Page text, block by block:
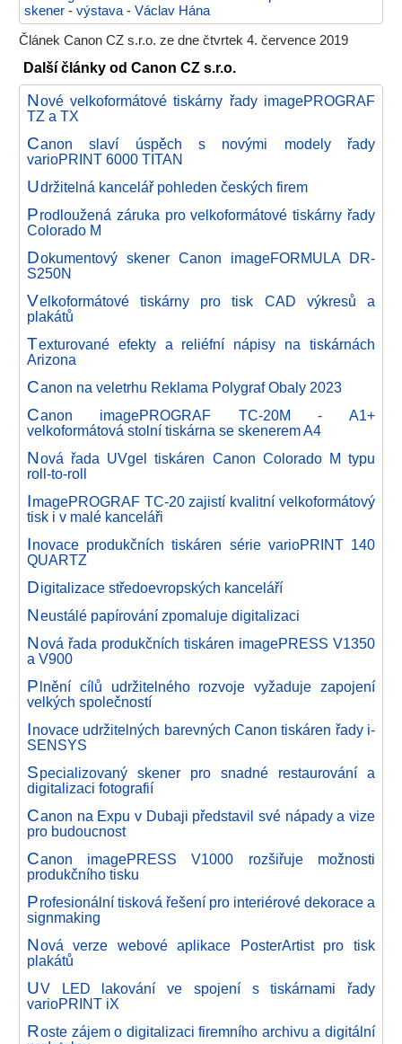
skener - výstava - Václav Hána
Článek Canon CZ s.r.o. ze dne čtvrtek 4. července 2019
Další články od Canon CZ s.r.o.
Nové velkoformátové tiskárny řady imagePROGRAF
TZ a TX
Canon slaví úspěch s novými modely řady
varioPRINT 6000 TITAN
Udržitelná kancelář pohleden českých firem
Prodloužená záruka pro velkoformátové tiskárny řady
Colorado M
Dokumentový skener Canon imageFORMULA DR-
S250N
Velkoformátové tiskárny pro tisk CAD výkresů a
plakátů
Texturované efekty a reliéfní nápisy na tiskárnách
Arizona
Canon na veletrhu Reklama Polygraf Obaly 2023
Canon imagePROGRAF TC-20M - A1+
velkoformátová stolní tiskárna se skenerem A4
Nová řada UVgel tiskáren Canon Colorado M typu
roll-to-roll
ImagePROGRAF TC-20 zajistí kvalitní velkoformátový
tisk i v malé kanceláři
Inovace produkčních tiskáren série varioPRINT 140
QUARTZ
Digitalizace středoevropských kanceláří
Neustálé papírování zpomaluje digitalizaci
Nová řada produkčních tiskáren imagePRESS V1350
a V900
Plnění cílů udržitelného rozvoje vyžaduje zapojení
velkých společností
Inovace udržitelných barevných Canon tiskáren řady i-
SENSYS
Specializovaný skener pro snadné restaurování a
digitalizaci fotografií
Canon na Expu v Dubaji představil své nápady a vize
pro budoucnost
Canon imagePRESS V1000 rozšiřuje možnosti
produkčního tisku
Profesionální tisková řešení pro interiérové dekorace a
signmaking
Nová verze webové aplikace PosterArtist pro tisk
plakátů
UV LED lakování ve spojení s tiskárnami řady
varioPRINT iX
Roste zájem o digitalizaci firemního archivu a digitální